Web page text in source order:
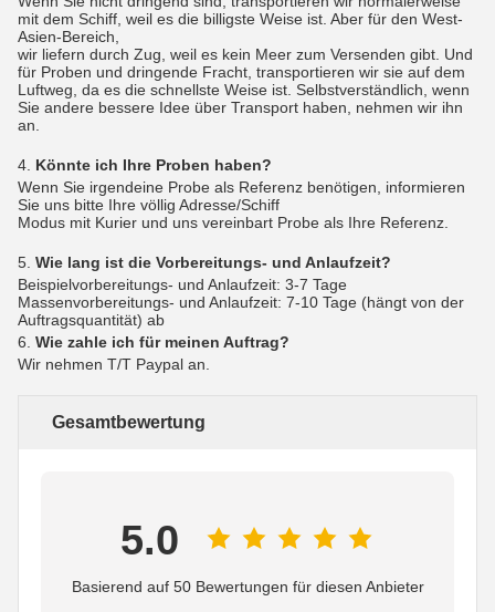
mit dem Schiff, weil es die billigste Weise ist. Aber für den West-
Asien-Bereich,
wir liefern durch Zug, weil es kein Meer zum Versenden gibt. Und
für Proben und dringende Fracht, transportieren wir sie auf dem
Luftweg, da es die schnellste Weise ist. Selbstverständlich, wenn
Sie andere bessere Idee über Transport haben, nehmen wir ihn
an.
4. Könnte ich Ihre Proben haben?
Wenn Sie irgendeine Probe als Referenz benötigen, informieren
Sie uns bitte Ihre völlig Adresse/Schiff
Modus mit Kurier und uns vereinbart Probe als Ihre Referenz.
5. Wie lang ist die Vorbereitungs- und Anlaufzeit?
Beispielvorbereitungs- und Anlaufzeit: 3-7 Tage
Massenvorbereitungs- und Anlaufzeit: 7-10 Tage (hängt von der
Auftragsquantität) ab
6. Wie zahle ich für meinen Auftrag?
Wir nehmen T/T Paypal an.
Gesamtbewertung
5.0
Basierend auf 50 Bewertungen für diesen Anbieter